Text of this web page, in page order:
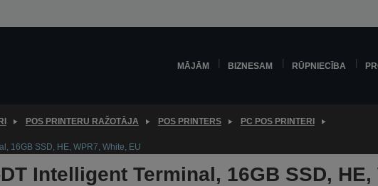
MĀJĀM BIZNESAM RŪPNIECĪBA
POS PRINTERU RAŽOTĀJA POS PRINTERS PC POS PRINTERI
16GB SSD, HE, WPR7, White, EU
Intelligent Terminal, 16GB SSD, HE,